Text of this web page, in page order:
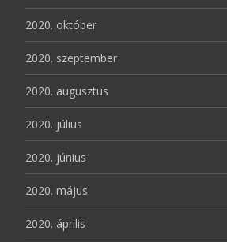
2020. október
2020. szeptember
2020. augusztus
2020. július
2020. június
2020. május
2020. április